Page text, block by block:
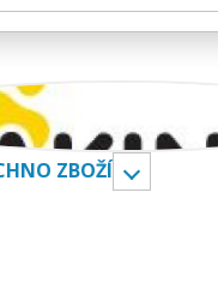
CZ s.r.o.
ZBOŽÍ